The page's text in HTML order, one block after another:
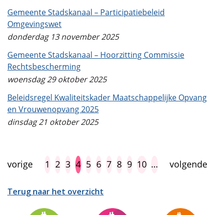
Gemeente Stadskanaal – Participatiebeleid
Omgevingswet
donderdag 13 november 2025
Gemeente Stadskanaal – Hoorzitting Commissie
Rechtsbescherming
woensdag 29 oktober 2025
Beleidsregel Kwaliteitskader Maatschappelijke Opvang
en Vrouwenopvang 2025
dinsdag 21 oktober 2025
vorige 1 2 3 4 5 6 7 8 9 10 … volgende
Terug naar het overzicht